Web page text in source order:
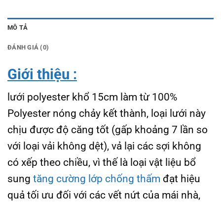
MÔ TẢ
ĐÁNH GIÁ (0)
Giới thiệu :
lưới polyester khổ 15cm làm từ 100%
Polyester nóng chảy kết thành, loại lưới này
chịu được độ căng tốt (gấp khoảng 7 lần so
với loại vải không dệt), vả lại các sợi không
có xếp theo chiều, vì thế là loại vật liệu bổ
sung tăng cường lớp chống thấm đạt hiệu
quả tối ưu đối với các vết nứt của mái nhà,